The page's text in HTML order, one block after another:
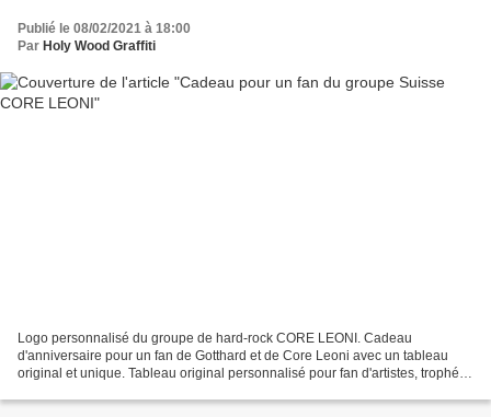
Publié le 08/02/2021 à 18:00
Par Holy Wood Graffiti
Logo personnalisé du groupe de hard-rock CORE LEONI. Cadeau
d'anniversaire pour un fan de Gotthard et de Core Leoni avec un tableau
original et unique. Tableau original personnalisé pour fan d'artistes, trophée,